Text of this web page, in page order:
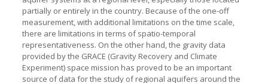
partially or entirely in the country. Because of the one-off
measurement, with additional limitations on the time scale,
there are limitations in terms of spatio-temporal
representativeness. On the other hand, the gravity data
provided by the GRACE (Gravity Recovery and Climate
Experiment) space mission has proved to be an important
source of data for the study of regional aquifers around the